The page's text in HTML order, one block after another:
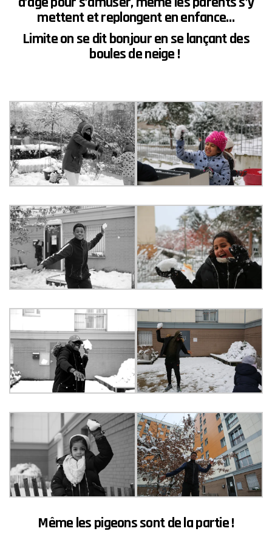
mettent etreplongent en enfance…
Limite on se dit bonjouren se lançant des
boules de neige !
Même les pigeonssont de la partie !